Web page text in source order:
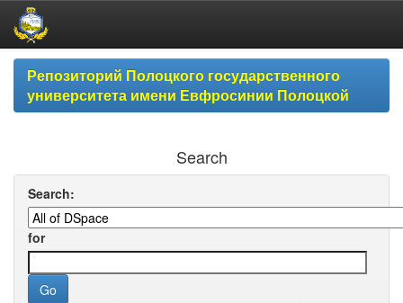
Skip
navigationРепозиторий Полоцкого государственного
университета имени Евфросинии Полоцкой
Search
Search:
for